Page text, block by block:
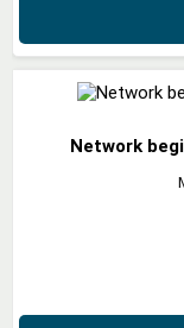
Network